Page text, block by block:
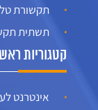
תקשורת
תשתית
קטגוריות
אינטרנט